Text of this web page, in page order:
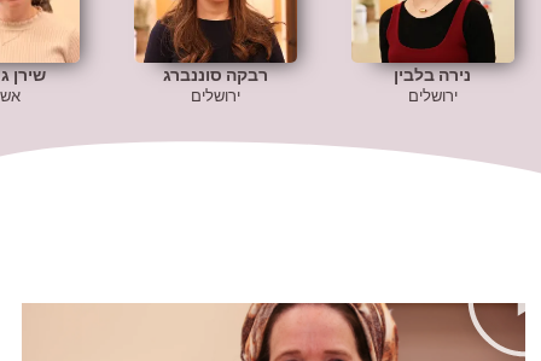
נירה בלבין
ירושלים
רבקה סוננברג
ירושלים
שירן